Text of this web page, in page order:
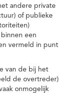
andere private
of publieke
een
vermeld in punt
van de bij het
de overtreder)
onmogelijk